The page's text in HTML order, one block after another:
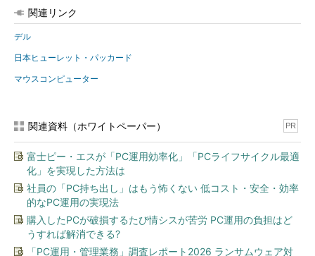
関連リンク
デル
日本ヒューレット・パッカード
マウスコンピューター
関連資料（ホワイトペーパー） PR
富士ピー・エスが「PC運用効率化」「PCライフサイクル最適
化」を実現した方法は
社員の「PC持ち出し」はもう怖くない 低コスト・安全・効率
的なPC運用の実現法
購入したPCが破損するたび情シスが苦労 PC運用の負担はど
うすれば解消できる?
「PC運用・管理業務」調査レポート2026 ランサムウェア対